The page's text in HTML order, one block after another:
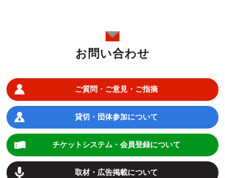
お問い合わせ
ご質問・ご意見・ご指摘
貸切・団体参加について
チケットシステム・会員登録について
取材・広告掲載について